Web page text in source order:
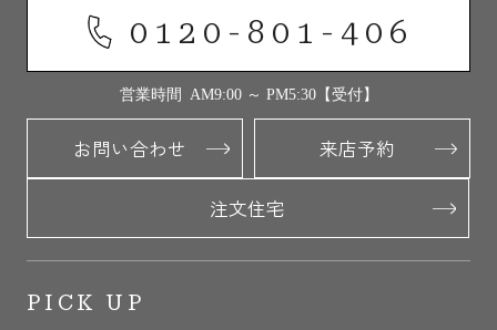
0120-801-406
営業時間 AM9:00 ～ PM5:30【受付】
お問い合わせ 来店予約
注文住宅
PICK UP